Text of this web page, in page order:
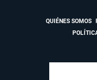
QUIÉNES SOMOS